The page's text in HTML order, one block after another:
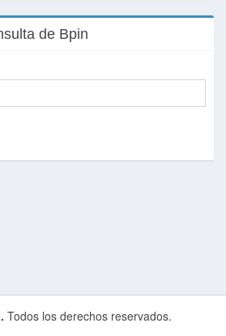
de Bpin
. Todos los derechos reservados.